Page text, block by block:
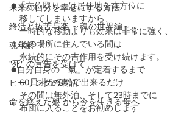
未来の自分を幸せにする方法
終活と抜苦与楽 ～魂の世界編～
魂年齢
"死" の宣告を受けて
ヒーリングの裏話
命を終えた娘 から今を生きる母へ
●「方位取り」は居住地を吉方位に
移してしまいますから、
一時的な移動よりも効果は非常に強く、
その場所に住んでいる間は
永続的にその吉作用を受け続けます。
●自分自身の「氣」が定着するまで
60日掛かるので出来るだけ
その間は無外泊、そして23時までに
布団に入ることをお勧めします